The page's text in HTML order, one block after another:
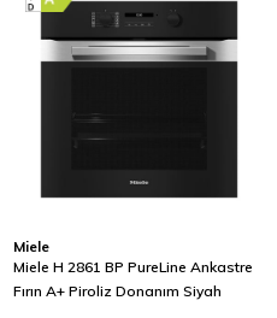
Miele
Miele H 2861 BP PureLine Ankastre
Fırın A+ Piroliz Donanım Siyah